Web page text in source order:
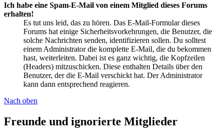
Ich habe eine Spam-E-Mail von einem Mitglied dieses Forums
erhalten!
Es tut uns leid, das zu hören. Das E-Mail-Formular dieses
Forums hat einige Sicherheitsvorkehrungen, die Benutzer, die
solche Nachrichten senden, identifizieren sollen. Du solltest
einem Administrator die komplette E-Mail, die du bekommen
hast, weiterleiten. Dabei ist es ganz wichtig, die Kopfzeilen
(Headers) mitzuschicken. Diese enthalten Details über den
Benutzer, der die E-Mail verschickt hat. Der Administrator
kann dann entsprechend reagieren.
Nach oben
Freunde und ignorierte Mitglieder